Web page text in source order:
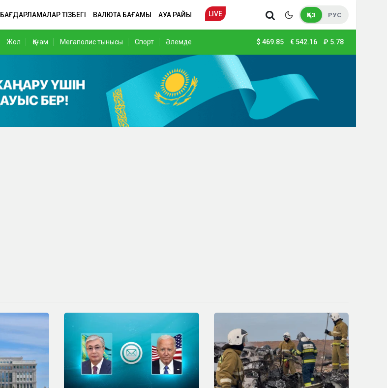
БАҒДАРЛАМАЛАР ТІЗБЕГІ ВАЛЮТА БАҒАМЫ АУА РАЙЫ LIVE ҚАЗ РУС
Жол Қоғам Мегаполис тынысы Спорт Әлемде $ 469.85 € 542.16 ₽ 5.78